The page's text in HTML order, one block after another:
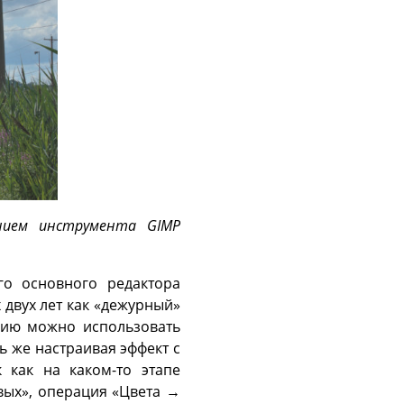
инструмента GIMP
основного редактора
лет как «дежурный»
можно использовать
же настраивая эффект с
на каком-то этапе
операция «Цвета →